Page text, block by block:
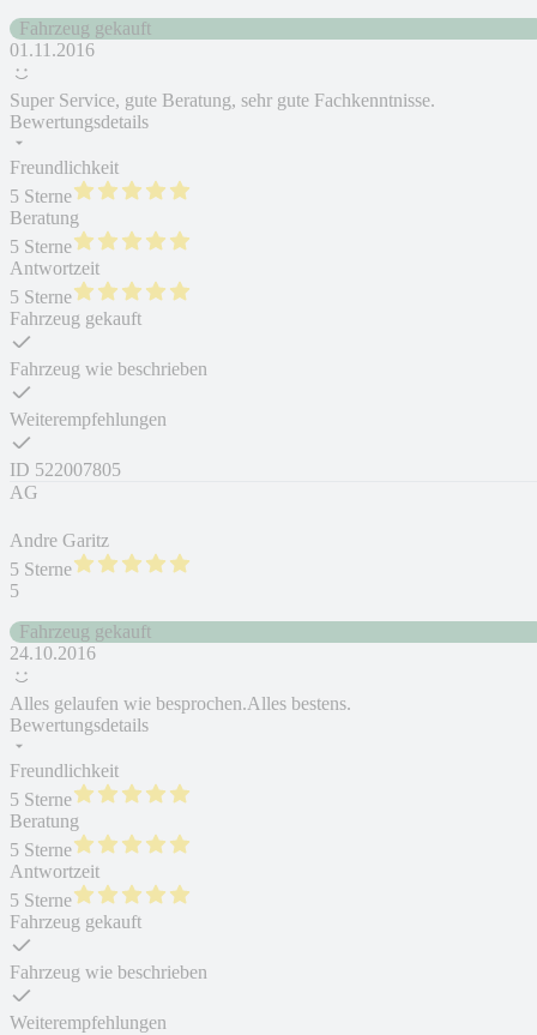
Fahrzeug gekauft
01.11.2016
Super Service, gute Beratung, sehr gute Fachkenntnisse.
Bewertungsdetails
Freundlichkeit
5 Sterne
Beratung
5 Sterne
Antwortzeit
5 Sterne
Fahrzeug gekauft
Fahrzeug wie beschrieben
Weiterempfehlungen
ID 522007805
AG
Andre Garitz
5 Sterne
5
Fahrzeug gekauft
24.10.2016
Alles gelaufen wie besprochen.Alles bestens.
Bewertungsdetails
Freundlichkeit
5 Sterne
Beratung
5 Sterne
Antwortzeit
5 Sterne
Fahrzeug gekauft
Fahrzeug wie beschrieben
Weiterempfehlungen